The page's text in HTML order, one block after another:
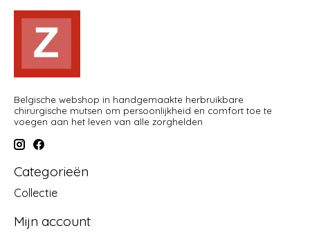
Belgische webshop in handgemaakte herbruikbare
chirurgische mutsen om persoonlijkheid en comfort toe te
voegen aan het leven van alle zorghelden
Categorieën
Collectie
Mijn account